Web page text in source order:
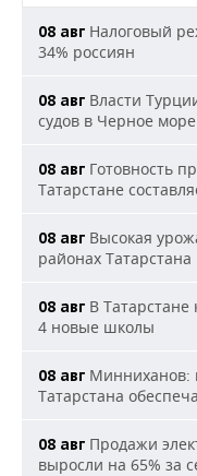
08 авг Налоговый
34% россиян
08 авг Власти
судов в Черное море
08 авг Готовность
Татарстане
08 авг Высокая
районах Татарстана
08 авг В
4 новые школы
08 авг Минниханов:
Татарстана
08 авг Продажи
выросли на 65% за